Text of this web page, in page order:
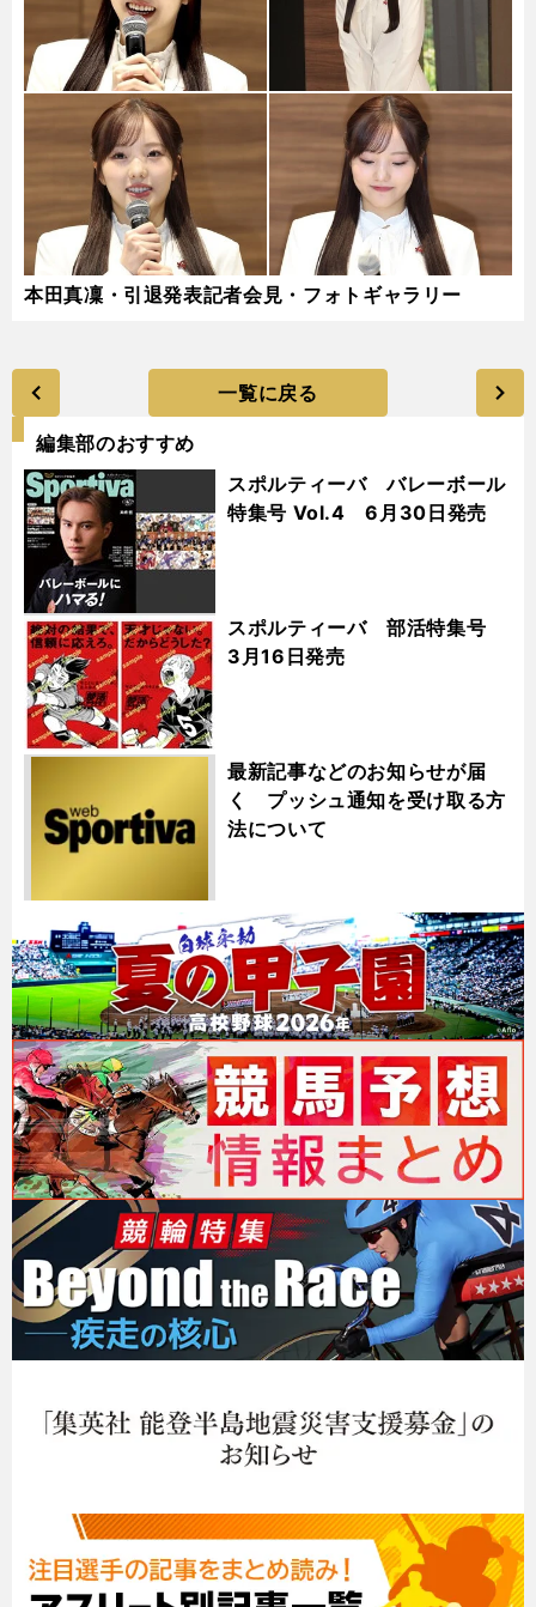
本田真凜・引退発表記者会見・フォトギャラリー
一覧に戻る
編集部のおすすめ
スポルティーバ バレーボール
特集号 Vol.4 6月30日発売
スポルティーバ 部活特集号
3月16日発売
最新記事などのお知らせが届
く プッシュ通知を受け取る方
法について